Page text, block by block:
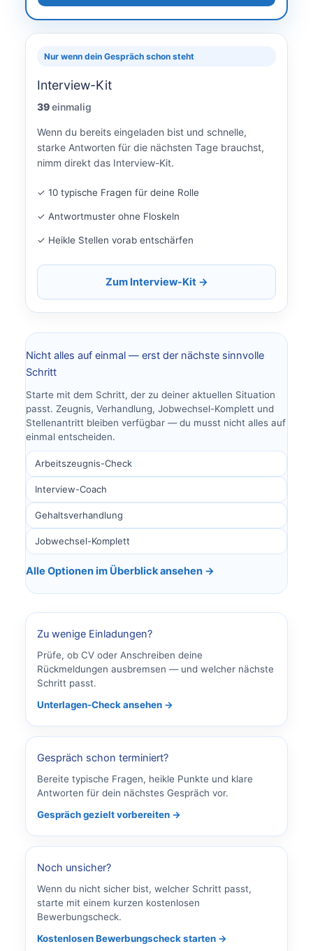
Nur wenn dein Gespräch schon steht
Interview-Kit
39einmalig
Wenn du bereits eingeladen bist und schnelle,
starke Antworten für die nächsten Tage brauchst,
nimm direkt das Interview-Kit.
✓ 10 typische Fragen für deine Rolle
✓ Antwortmuster ohne Floskeln
✓ Heikle Stellen vorab entschärfen
Zum Interview-Kit →
Nicht alles auf einmal — erst der nächste sinnvolle
Schritt
Starte mit dem Schritt, der zu deiner aktuellen Situation
passt. Zeugnis, Verhandlung, Jobwechsel-Komplett und
Stellenantritt bleiben verfügbar — du musst nicht alles auf
einmal entscheiden.
Arbeitszeugnis-Check
Interview-Coach
Gehaltsverhandlung
Jobwechsel-Komplett
Alle Optionen im Überblick ansehen →
Zu wenige Einladungen?
Prüfe, ob CV oder Anschreiben deine
Rückmeldungen ausbremsen — und welcher nächste
Schritt passt.
Unterlagen-Check ansehen →
Gespräch schon terminiert?
Bereite typische Fragen, heikle Punkte und klare
Antworten für dein nächstes Gespräch vor.
Gespräch gezielt vorbereiten →
Noch unsicher?
Wenn du nicht sicher bist, welcher Schritt passt,
starte mit einem kurzen kostenlosen
Bewerbungscheck.
Kostenlosen Bewerbungscheck starten →